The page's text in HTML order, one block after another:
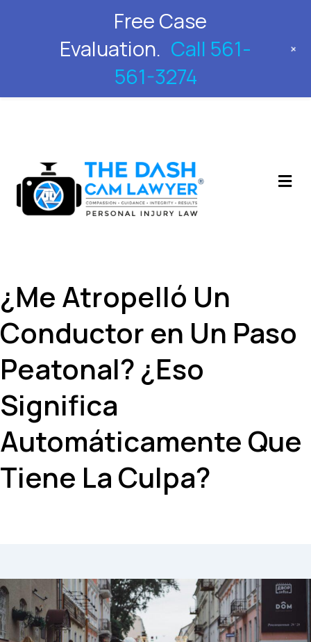
561-561-3274
¿Me Atropelló Un
Conductor en Un Paso
Peatonal? ¿Eso
Significa
Automáticamente Que
Tiene La Culpa?
Free Case
Evaluation. Call 561-
561-3274
+